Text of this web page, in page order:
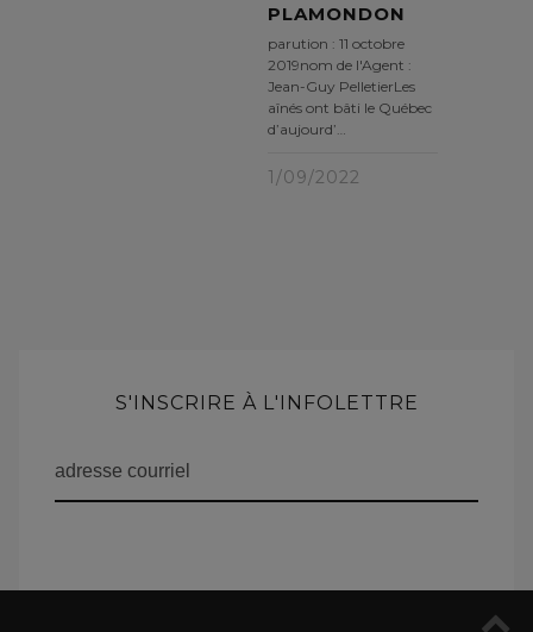
PLAMONDON
parution : 11 octobre
2019nom de l'Agent :
Jean-Guy PelletierLes
aînés ont bâti le Québec
d’aujourd’…
1/09/2022
S'INSCRIRE À L'INFOLETTRE